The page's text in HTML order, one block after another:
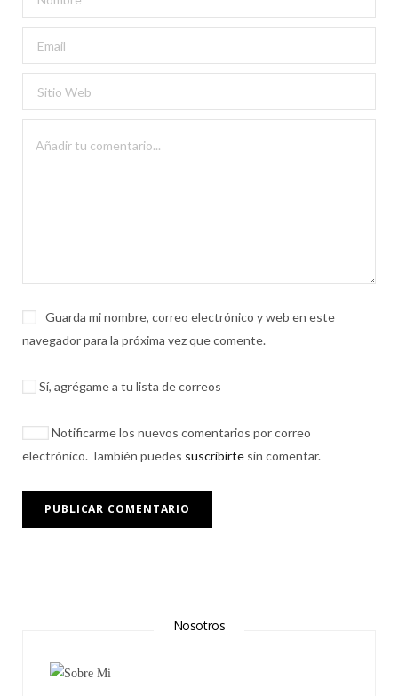
Guarda mi nombre, correo electrónico y web en este
navegador para la próxima vez que comente.
Sí, agrégame a tu lista de correos
Notificarme los nuevos comentarios por correo
electrónico. También puedes suscribirte sin comentar.
Nosotros